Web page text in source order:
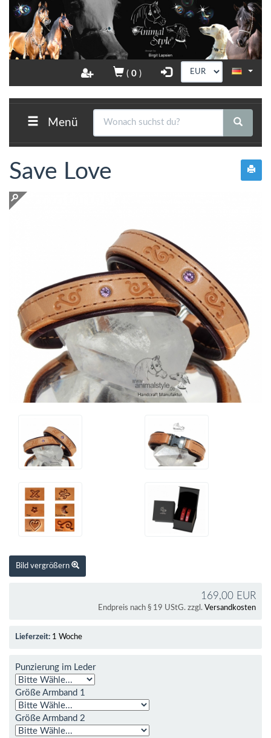
( 0 )
Menü
Save Love
Bild vergrößern
169,00 EUR
Endpreis nach § 19 UStG. zzgl. Versandkosten
Lieferzeit: 1 Woche
Punzierung im Leder
Größe Armband 1
Größe Armband 2